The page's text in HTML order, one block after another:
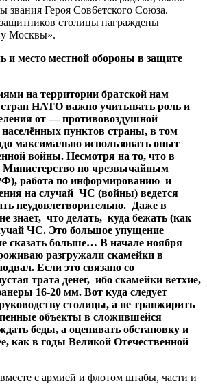
звания Героя Сов6етского Союза.
столицы награждены
Москвы».
обороны в защите
на территории братской нам
НАТО важно учитывать роль и
от — противовоздушной
пунктов страны, в том
максимально использовать опыт
войны. Несмотря на то, что в
Министерство по чрезвычайным
работа по информированию и
на случай ЧС (войны) ведется
неудовлетворительно. Даже в
знает, что делать, куда бежать (как
ЧС. Это большое упущение
сказать больше… В начале ноября
разгружали скамейки в
Если это связано со
трата денег, ибо скамейки ветхие,
16-20 мм. Вот куда следует
столицы, а не транжирить
объекты в сложившейся
беды, а оценивать обстановку и
как в годы Великой Отечественной
с армией и флотом штабы, части и